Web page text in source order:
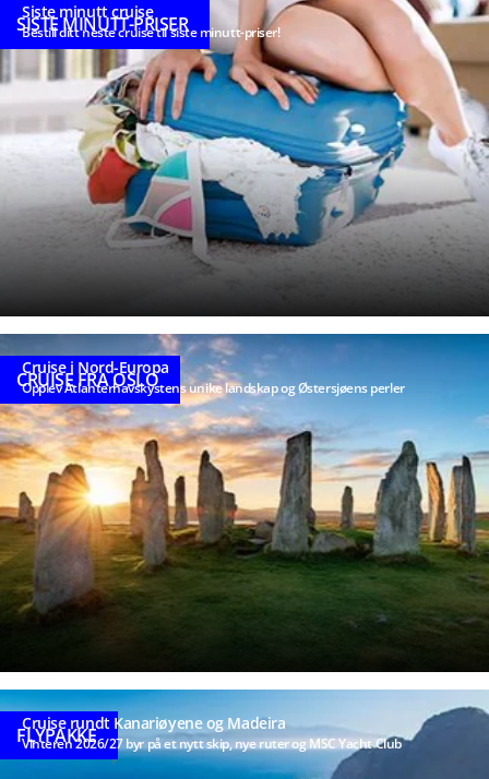
SISTE MINUTT-PRISER
Siste minutt cruise
Bestill ditt neste cruise til siste minutt-priser!
CRUISE FRA OSLO
Cruise i Nord-Europa
Opplev Atlanterhavskystens unike landskap og Østersjøens perler
FLYPAKKE
Cruise rundt Kanariøyene og Madeira
Vinteren 2026/27 byr på et nytt skip, nye ruter og MSC Yacht Club